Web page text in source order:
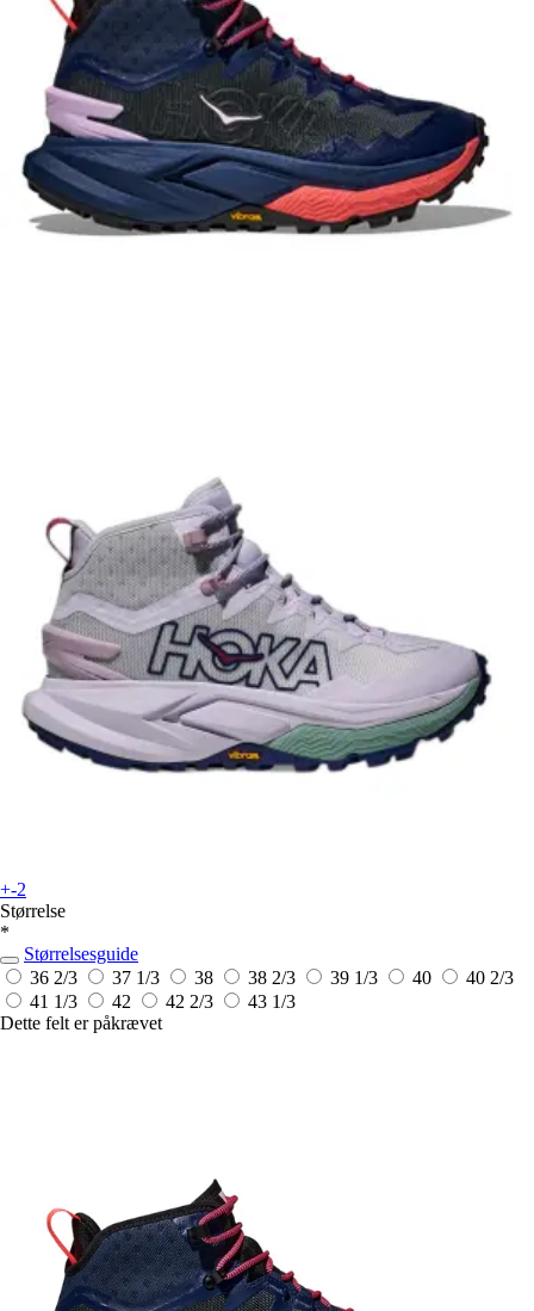
+-2
Størrelse
*
Størrelsesguide
36 2/3
37 1/3 38 38 2/3 39 1/3 40
40 2/3
41 1/3
42 42 2/3
43 1/3
Dette felt er påkrævet